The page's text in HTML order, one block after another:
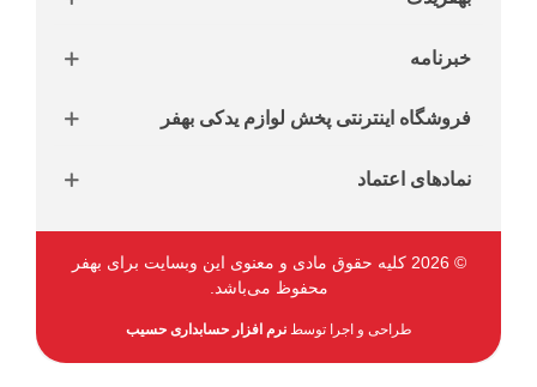
خبرنامه
فروشگاه اینترنتی پخش لوازم یدکی بهفر
نمادهای اعتماد
طراحی و اجرا توسطنرم افزار حسابداری حسیب
© 2026 کلیه حقوق مادی و معنوی این وبسایت برای بهفر
محفوظ می‌باشد.